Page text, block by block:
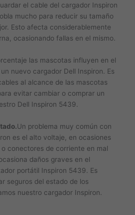
el cable del cargador Inspiron
mucho para reducir su tamaño
Esto afecta considerablemente
ocasionando fallas en el mismo.
las mascotas influyen en el
nuevo cargador Dell Inspiron. Es
al alcance de las mascotas
evitar cambiar o comprar un
Dell Inspiron 5439.
Un problema muy común con
es el alto voltaje, en ocasiones
conectores de corriente en mal
daños graves en el
portátil Inspiron 5439. Es
seguros del estado de los
nuestro cargador Inspiron.